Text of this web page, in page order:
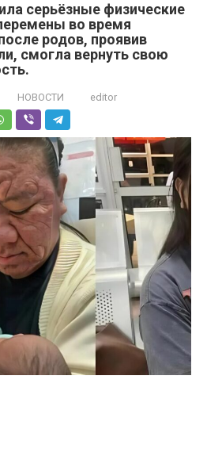
серьёзные физические
во время
родов, проявив
смогла вернуть свою
НОВОСТИ editor